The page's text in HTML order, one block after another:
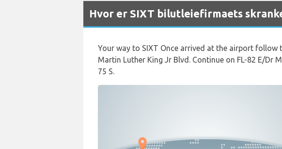
Hvor er SIXT bilutleiefirmaets
Your way to SIXT Once arrived at the airport follow
Martin Luther King Jr Blvd. Continue on FL-82 E/Dr
75 S.